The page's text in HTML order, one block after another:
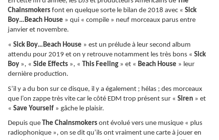
Chainsmokers font en quelque sorte le bilan de 2018 avec « Sick
Boy…Beach House » qui « compile » neuf morceaux parus entre
janvier et novembre.
« Sick Boy…Beach House » est un prélude à leur second album
attendu pour 2019 et on y retrouve notamment les très bons « Sick
Boy », « Side Effects », « This Feeling » et « Beach House » leur
dernière production.
S’il y a du bon sur ce disque, il y a également ; hélas ; des morceaux
que l’on zappe très vite car le côté EDM trop présent sur « Siren » et
« Save Yourself » gâche le plaisir.
Depuis que The Chainsmokers ont évolué vers une musique « plus
radiophonique », on se dit qu’ils ont vraiment une carte à jouer en